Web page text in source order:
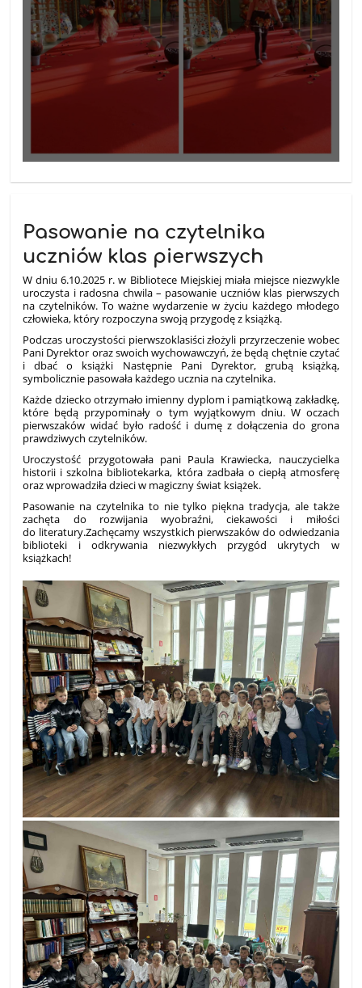
Pasowanie na czytelnika
uczniów klas pierwszych
W dniu 6.10.2025 r. w Bibliotece Miejskiej miała miejsce niezwykle
uroczysta i radosna chwila – pasowanie uczniów klas pierwszych
na czytelników. To ważne wydarzenie w życiu każdego młodego
człowieka, który rozpoczyna swoją przygodę z książką.
Podczas uroczystości pierwszoklasiści złożyli przyrzeczenie wobec
Pani Dyrektor oraz swoich wychowawczyń, że będą chętnie czytać
i dbać o książki Następnie Pani Dyrektor, grubą książką,
symbolicznie pasowała każdego ucznia na czytelnika.
Każde dziecko otrzymało imienny dyplom i pamiątkową zakładkę,
które będą przypominały o tym wyjątkowym dniu. W oczach
pierwszaków widać było radość i dumę z dołączenia do grona
prawdziwych czytelników.
Uroczystość przygotowała pani Paula Krawiecka, nauczycielka
historii i szkolna bibliotekarka, która zadbała o ciepłą atmosferę
oraz wprowadziła dzieci w magiczny świat książek.
Pasowanie na czytelnika to nie tylko piękna tradycja, ale także
zachęta do rozwijania wyobraźni, ciekawości i miłości
do literatury.Zachęcamy wszystkich pierwszaków do odwiedzania
biblioteki i odkrywania niezwykłych przygód ukrytych w
książkach!